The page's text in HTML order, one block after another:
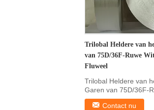
Trilobal Heldere van
van 75D/36F-Ruwe
Fluweel
Trilobal Heldere van
Garen van 75D/36F-
breide Fluweel 1. ...
Contact nu